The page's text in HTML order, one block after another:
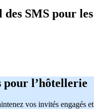
SMS pour
pour l’hôtellerie
vos invités engagés